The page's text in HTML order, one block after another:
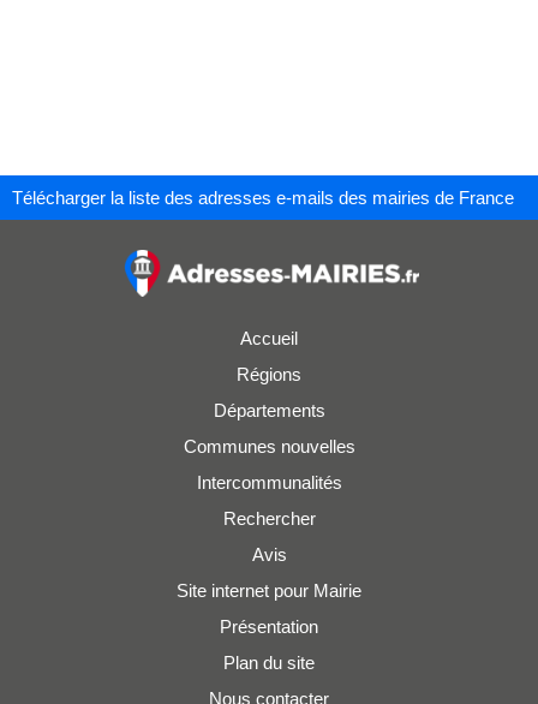
Télécharger la liste des adresses e-mails des mairies de France
Accueil
Régions
Départements
Communes nouvelles
Intercommunalités
Rechercher
Avis
Site internet pour Mairie
Présentation
Plan du site
Nous contacter